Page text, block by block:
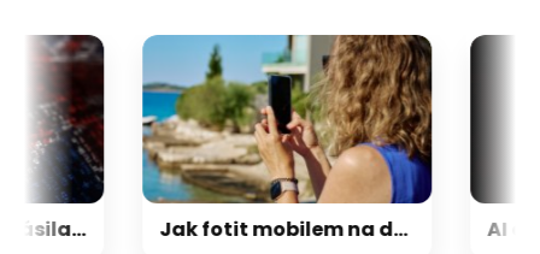
ExfilSquad se přihlásila k útoku na britskou policii. Žádala výkupné za mlčení Jak fotit mobilem na dovolené jako profesionál. Tato nastavení změní vaše fotky